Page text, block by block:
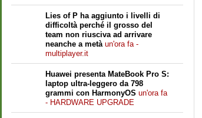
Lies of P ha aggiunto i livelli di
difficoltà perché il grosso del
team non riusciva ad arrivare
neanche a metà un'ora fa -
multiplayer.it
Huawei presenta MateBook Pro S:
laptop ultra-leggero da 798
grammi con HarmonyOS un'ora fa
- HARDWARE UPGRADE